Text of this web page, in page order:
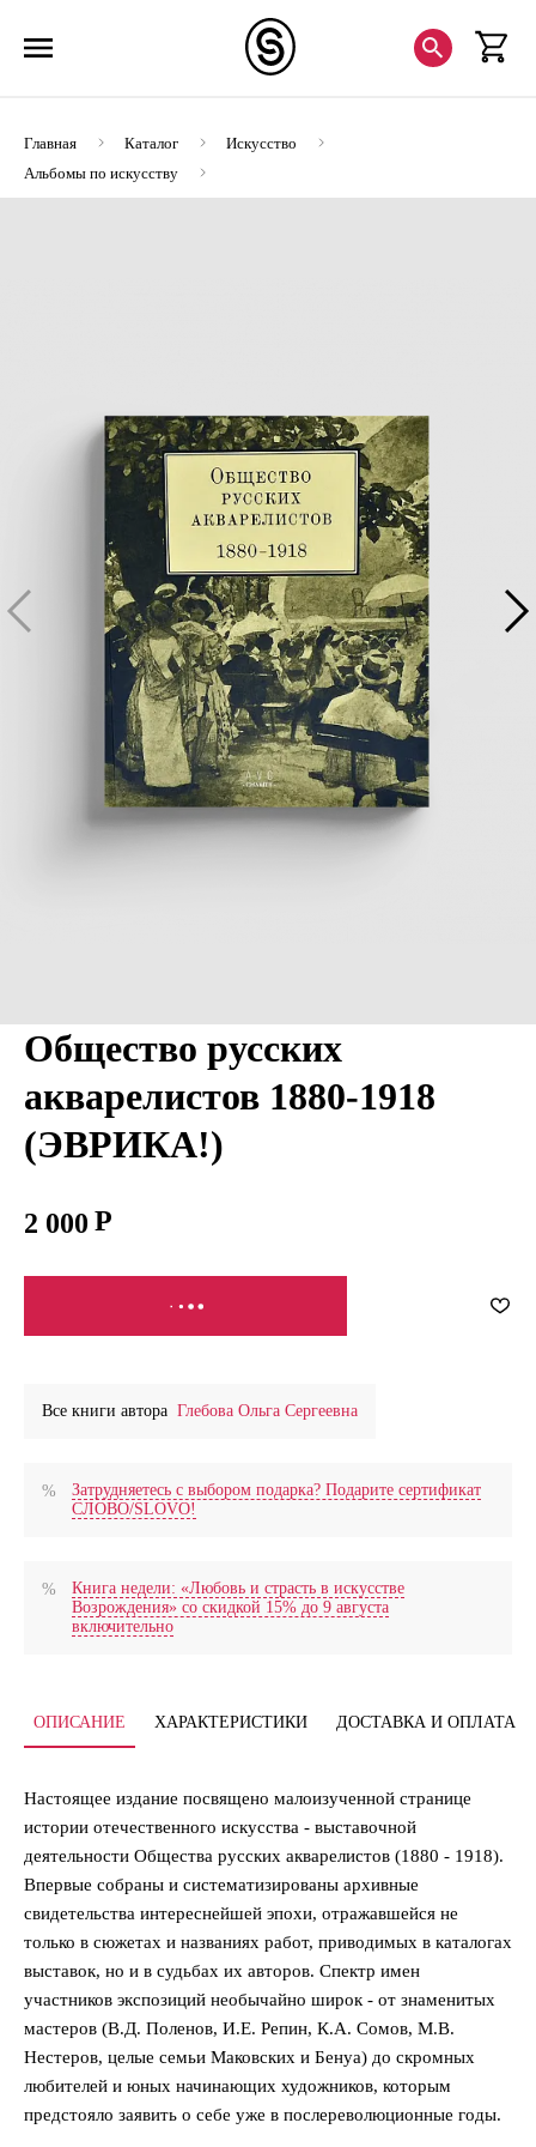
Главная Каталог
Искусство
Альбомы по искусству
Общество русских акварелистов 1880-1918 (ЭВРИКА!)
Общество русских
акварелистов 1880-1918
(ЭВРИКА!)
2 000
СООБЩИТЬ О ПОСТУПЛЕНИИ
Все книги автора Глебова Ольга Сергеевна
Затрудняетесь с выбором подарка? Подарите сертификат
СЛОВО/SLOVO!
Книга недели: «Любовь и страсть в искусстве
Возрождения» со скидкой 15% до 9 августа
включительно
ОПИСАНИЕ ХАРАКТЕРИСТИКИ ДОСТАВКА И ОПЛАТА
Настоящее издание посвящено малоизученной странице
истории отечественного искусства - выставочной
деятельности Общества русских акварелистов (1880 - 1918).
Впервые собраны и систематизированы архивные
свидетельства интереснейшей эпохи, отражавшейся не
только в сюжетах и названиях работ, приводимых в каталогах
выставок, но и в судьбах их авторов. Спектр имен
участников экспозиций необычайно широк - от знаменитых
мастеров (В.Д. Поленов, И.Е. Репин, К.А. Сомов, М.В.
Нестеров, целые семьи Маковских и Бенуа) до скромных
любителей и юных начинающих художников, которым
предстояло заявить о себе уже в послереволюционные годы.